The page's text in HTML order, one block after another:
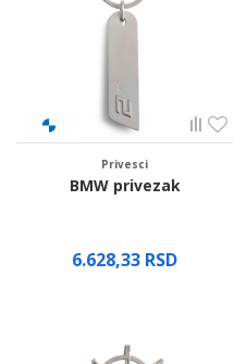
Privesci
BMW privezak
6.628,33 RSD